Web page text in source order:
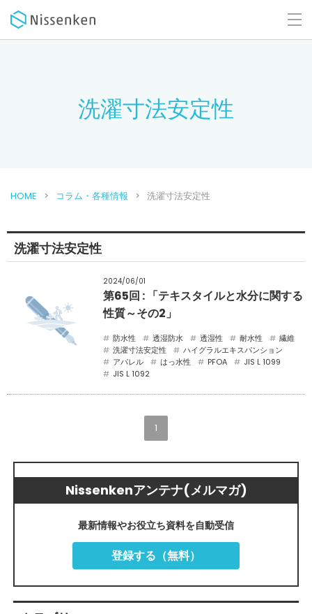
洗濯寸法安定性
HOME コラム・各種情報 洗濯寸法安定性
洗濯寸法安定性
2024/06/01
第65回 : 「テキスタイルと水分に関する
性質～その2」
防水性 透湿防水 透湿性 耐水性
繊維
洗濯寸法安定性
ハイグラルエキスパンション
アパレル
はっ水性 PFOA
JIS L 1099
JIS L 1092
1
Nissenkenアンテナ(メルマガ)
最新情報やお役立ち資料を自動受信
登録する（無料）